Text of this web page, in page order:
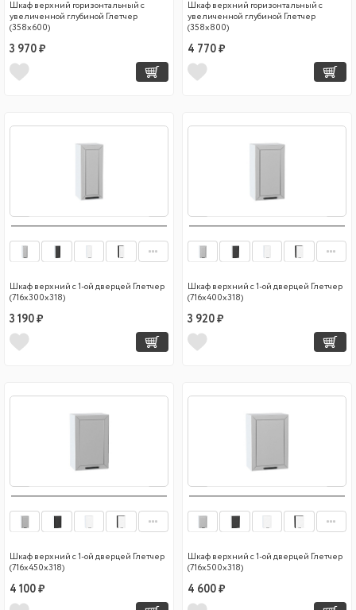
Шкаф верхний горизонтальный с
увеличенной глубиной Глетчер
(358х600)
3 970 ₽
Шкаф верхний горизонтальный с
увеличенной глубиной Глетчер
(358х800)
4 770 ₽
Шкаф верхний с 1-ой дверцей Глетчер
(716х300х318)
3 190 ₽
Шкаф верхний с 1-ой дверцей Глетчер
(716х400х318)
3 920 ₽
Шкаф верхний с 1-ой дверцей Глетчер
(716х450х318)
4 100 ₽
Шкаф верхний с 1-ой дверцей Глетчер
(716х500х318)
4 600 ₽